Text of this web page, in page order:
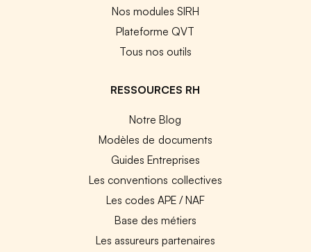
Nos modules SIRH
Plateforme QVT
Tous nos outils
RESSOURCES RH
Notre Blog
Modèles de documents
Guides Entreprises
Les conventions collectives
Les codes APE / NAF
Base des métiers
Les assureurs partenaires